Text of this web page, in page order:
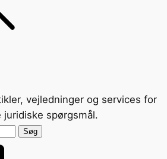
vejledninger og services for
spørgsmål.